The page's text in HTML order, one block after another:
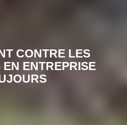
CONTRE LES
ENTREPRISE